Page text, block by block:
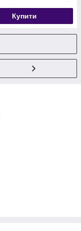
Купити